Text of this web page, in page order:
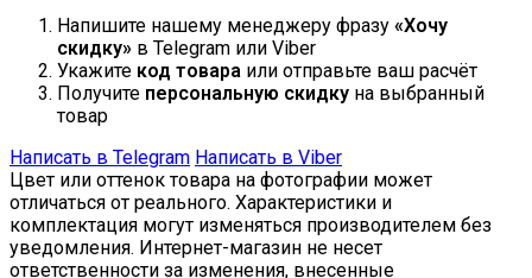
Напишите нашему менеджеру фразу «Хочу
скидку» в Telegram или Viber
Укажите код товара или отправьте ваш расчёт
Получите персональную скидку на выбранный
товар
Написать в Telegram Написать в Viber
Цвет или оттенок товара на фотографии может
отличаться от реального. Характеристики и
комплектация могут изменяться производителем без
уведомления. Интернет-магазин не несет
ответственности за изменения, внесенные